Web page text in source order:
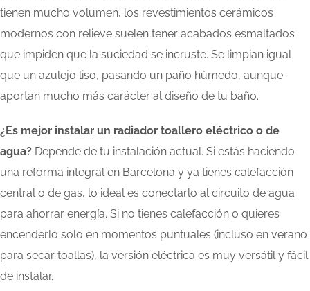
tienen mucho volumen, los revestimientos cerámicos
modernos con relieve suelen tener acabados esmaltados
que impiden que la suciedad se incruste. Se limpian igual
que un azulejo liso, pasando un paño húmedo, aunque
aportan mucho más carácter al diseño de tu baño.
¿Es mejor instalar un radiador toallero eléctrico o de
agua? Depende de tu instalación actual. Si estás haciendo
una reforma integral en Barcelona y ya tienes calefacción
central o de gas, lo ideal es conectarlo al circuito de agua
para ahorrar energía. Si no tienes calefacción o quieres
encenderlo solo en momentos puntuales (incluso en verano
para secar toallas), la versión eléctrica es muy versátil y fácil
de instalar.